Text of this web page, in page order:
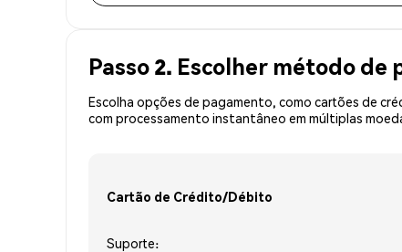
Passo 2. Escolher método de
Escolha opções de pagamento, como cartões de
com processamento instantâneo em múltiplas
Cartão de Crédito/Débito
Suporte: